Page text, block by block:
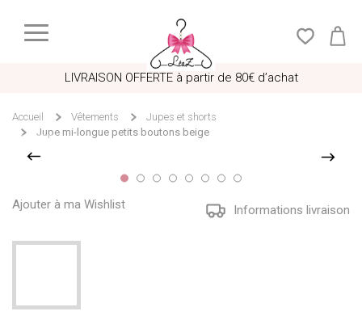
LIVRAISON OFFERTE à partir de 80€ d’achat
Accueil Vêtements
Jupes et shorts
Jupe mi-longue petits boutons beige
Ajouter à ma Wishlist Informations livraison